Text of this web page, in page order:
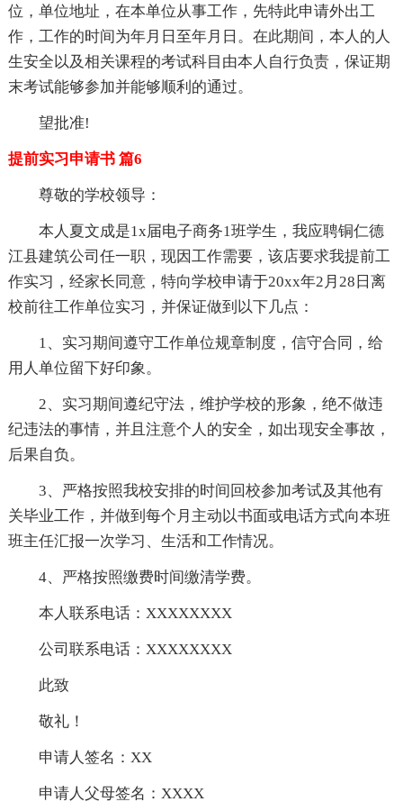
位，单位地址，在本单位从事工作，先特此申请外出工
作，工作的时间为年月日至年月日。在此期间，本人的人
生安全以及相关课程的考试科目由本人自行负责，保证期
末考试能够参加并能够顺利的通过。
望批准!
提前实习申请书 篇6
尊敬的学校领导：
本人夏文成是1x届电子商务1班学生，我应聘铜仁德
江县建筑公司任一职，现因工作需要，该店要求我提前工
作实习，经家长同意，特向学校申请于20xx年2月28日离
校前往工作单位实习，并保证做到以下几点：
1、实习期间遵守工作单位规章制度，信守合同，给
用人单位留下好印象。
2、实习期间遵纪守法，维护学校的形象，绝不做违
纪违法的事情，并且注意个人的安全，如出现安全事故，
后果自负。
3、严格按照我校安排的时间回校参加考试及其他有
关毕业工作，并做到每个月主动以书面或电话方式向本班
班主任汇报一次学习、生活和工作情况。
4、严格按照缴费时间缴清学费。
本人联系电话：XXXXXXXX
公司联系电话：XXXXXXXX
此致
敬礼！
申请人签名：XX
申请人父母签名：XXXX